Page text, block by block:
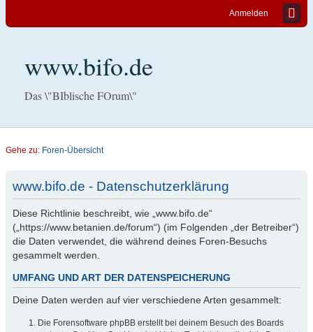
Anmelden
www.bifo.de
Das \"BIblische FOrum\"
Gehe zu: Foren-Übersicht
www.bifo.de - Datenschutzerklärung
Diese Richtlinie beschreibt, wie „www.bifo.de“
(„https://www.betanien.de/forum“) (im Folgenden „der Betreiber“)
die Daten verwendet, die während deines Foren-Besuchs
gesammelt werden.
UMFANG UND ART DER DATENSPEICHERUNG
Deine Daten werden auf vier verschiedene Arten gesammelt:
Die Forensoftware phpBB erstellt bei deinem Besuch des Boards